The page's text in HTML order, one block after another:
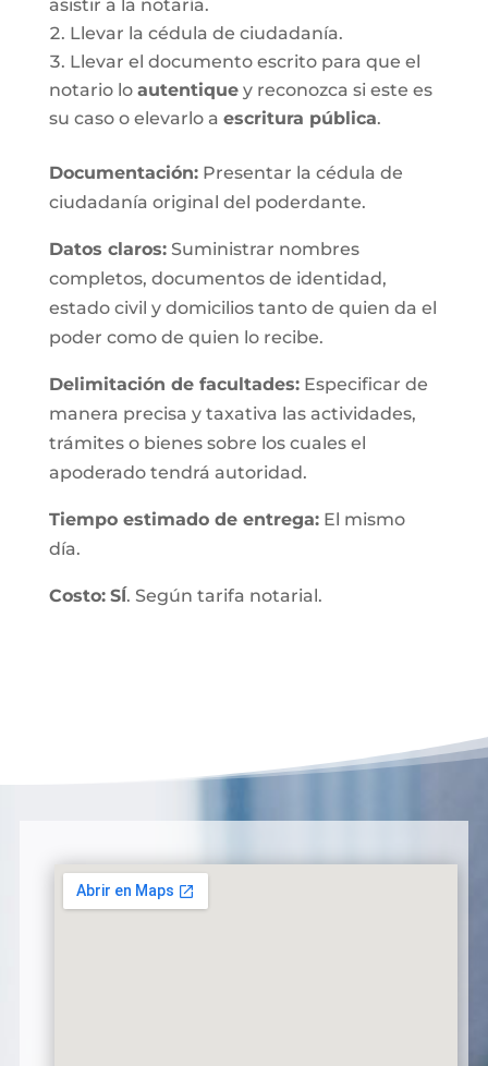
asistir a la notaría.
Llevar la cédula de ciudadanía.
Llevar el documento escrito para que el
notario lo autentiquey reconozca si este es
su caso o elevarlo a escritura pública.
Documentación:Presentar la cédula de
ciudadanía original del poderdante.
Datos claros:Suministrar nombres
completos, documentos de identidad,
estado civil y domicilios tanto de quien da el
poder como de quien lo recibe.
Delimitación de facultades:Especificar de
manera precisa y taxativa las actividades,
trámites o bienes sobre los cuales el
apoderado tendrá autoridad.
Tiempo estimado de entrega:El mismo
día.
Costo: SÍ. Según tarifa notarial.